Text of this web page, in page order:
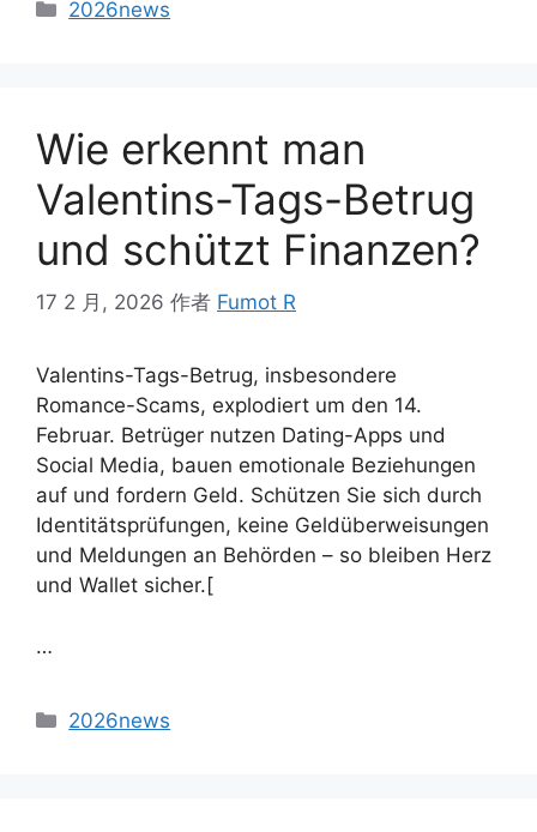
2026news
Wie erkennt man
Valentins-Tags-Betrug
und schützt Finanzen?
17 2 月, 2026 作者 Fumot R
Valentins-Tags-Betrug, insbesondere
Romance-Scams, explodiert um den 14.
Februar. Betrüger nutzen Dating-Apps und
Social Media, bauen emotionale Beziehungen
auf und fordern Geld. Schützen Sie sich durch
Identitätsprüfungen, keine Geldüberweisungen
und Meldungen an Behörden – so bleiben Herz
und Wallet sicher. [
…
2026news